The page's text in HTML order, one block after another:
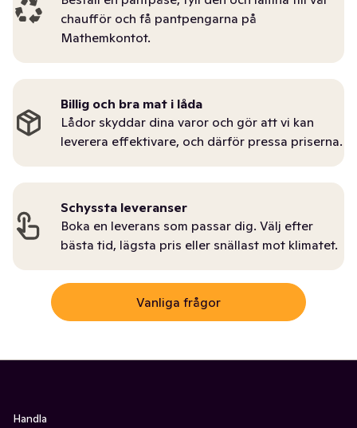
chaufför och få pantpengarna på
Mathemkontot.
Billig och bra mat i låda
Lådor skyddar dina varor och gör att vi kan
leverera effektivare, och därför pressa priserna.
Schyssta leveranser
Boka en leverans som passar dig. Välj efter
bästa tid, lägsta pris eller snällast mot klimatet.
Vanliga frågor
Handla